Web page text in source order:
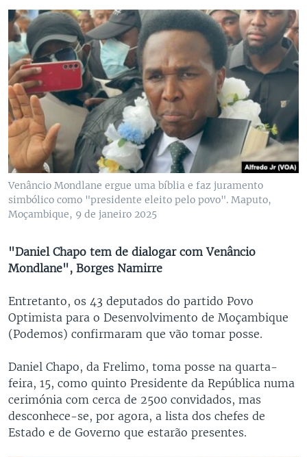
Venâncio Mondlane ergue uma bíblia e faz juramento
simbólico como "presidente eleito pelo povo". Maputo,
Moçambique, 9 de janeiro 2025
"Daniel Chapo tem de dialogar com Venâncio
Mondlane", Borges Namirre
Entretanto, os 43 deputados do partido Povo
Optimista para o Desenvolvimento de Moçambique
(Podemos) confirmaram que vão tomar posse.
Daniel Chapo, da Frelimo, toma posse na quarta-
feira, 15, como quinto Presidente da República numa
cerimónia com cerca de 2500 convidados, mas
desconhece-se, por agora, a lista dos chefes de
Estado e de Governo que estarão presentes.